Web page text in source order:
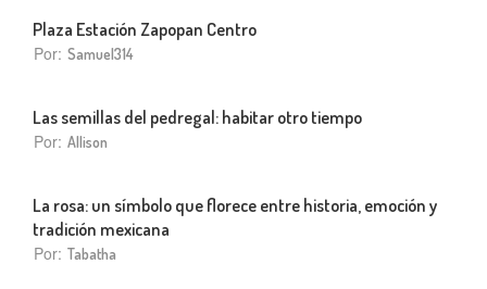
Plaza Estación Zapopan Centro
Por: Samuel314
Las semillas del pedregal: habitar otro tiempo
Por: Allison
La rosa: un símbolo que florece entre historia, emoción y
tradición mexicana
Por: Tabatha